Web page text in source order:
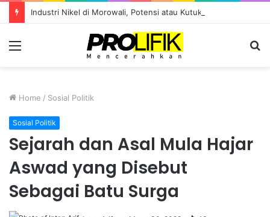
Menu
Home / Sosial Politik
Sosial Politik
Sejarah dan Asal Mula Hajar
Aswad yang Disebut
Sebagai Batu Surga